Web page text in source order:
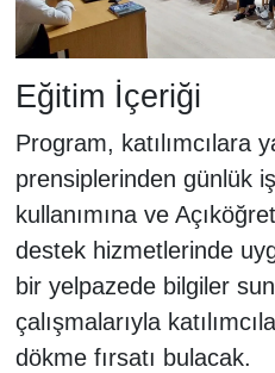
Eğitim İçeriği
Program, katılımcılara
prensiplerinden günlük
kullanımına ve
destek hizmetlerinde
bir yelpazede bilgiler
çalışmalarıyla
dökme fırsatı bulacak.